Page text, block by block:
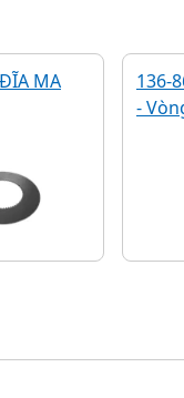
MA
136-
-